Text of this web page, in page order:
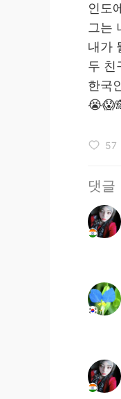
인도
그는
내가
두 친
한국
57
댓글